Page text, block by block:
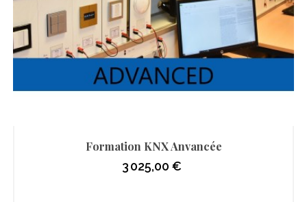
Formation KNX Anvancée
Prix
3 025,00 €